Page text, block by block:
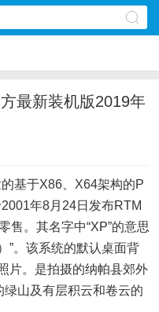
最新装机版2019年
基于X86、X64架构的P
年8月24日发布RTM
售。其名字中“XP”的意思
”。该系统的默认桌面背
片。是拍摄的纳帕县郊外
山及有层积云和卷云的